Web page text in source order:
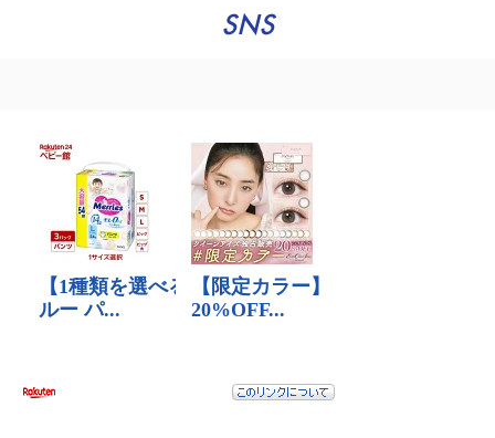
SNS